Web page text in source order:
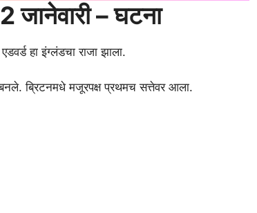
जानेवारी – घटना
हा इंग्लंडचा राजा झाला.
ब्रिटनमधे मजूरपक्ष प्रथमच सत्तेवर आला.